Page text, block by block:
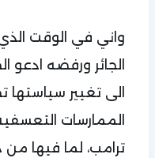
واني في الوقت الذي
الجائر ورفضه ادعو
الى تغيير سياستها
الممارسات
ترامب، لما فيها